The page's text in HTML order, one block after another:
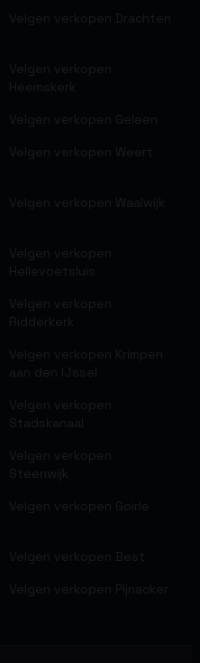
Velgen verkopen Drachten
Velgen verkopen
Heemskerk
Velgen verkopen Geleen
Velgen verkopen Weert
Velgen verkopen Waalwijk
Velgen verkopen
Hellevoetsluis
Velgen verkopen
Ridderkerk
Velgen verkopen Krimpen
aan den IJssel
Velgen verkopen
Stadskanaal
Velgen verkopen
Steenwijk
Velgen verkopen Goirle
Velgen verkopen Best
Velgen verkopen Pijnacker